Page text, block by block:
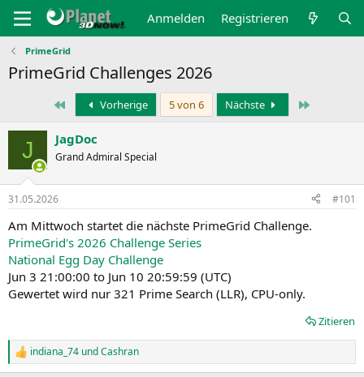
Anmelden Registrieren
PrimeGrid
PrimeGrid Challenges 2026
Erste Vorherige 5 von 6 Nächste
J JagDoc
Grand Admiral Special
31.05.2026 #101
Am Mittwoch startet die nächste PrimeGrid Challenge.
PrimeGrid's 2026 Challenge Series
National Egg Day Challenge
Jun 3 21:00:00 to Jun 10 20:59:59 (UTC)
Gewertet wird nur 321 Prime Search (LLR), CPU-only.
Zitieren
R
e
indiana_74 undCashran